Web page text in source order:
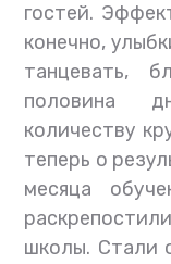
гостей.
конечно,
танцевать,
половина
количеству
теперь о
месяца
школы. Стали